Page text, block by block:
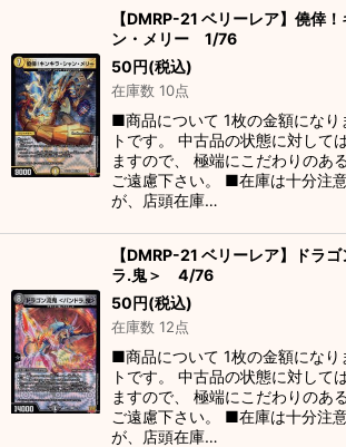
【DMRP-21 ベリーレア】僥倖
ン・メリー 1/76
50円(税込)
在庫数 10点
■商品について 1枚の金額になり
トです。 中古品の状態に対して
ますので、 極端にこだわりのあ
ご遠慮下さい。 ■在庫は十分注
が、店頭在庫…
【DMRP-21 ベリーレア】ドラ
ラ.鬼＞ 4/76
50円(税込)
在庫数 12点
■商品について 1枚の金額になり
トです。 中古品の状態に対して
ますので、 極端にこだわりのあ
ご遠慮下さい。 ■在庫は十分注
が、店頭在庫…